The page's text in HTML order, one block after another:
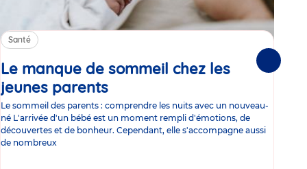
Santé
Le manque de sommeil chez les
jeunes parents
Le sommeil des parents : comprendre les nuits avec un nouveau-
né L'arrivée d'un bébé est un moment rempli d'émotions, de
découvertes et de bonheur. Cependant, elle s'accompagne aussi
de nombreux